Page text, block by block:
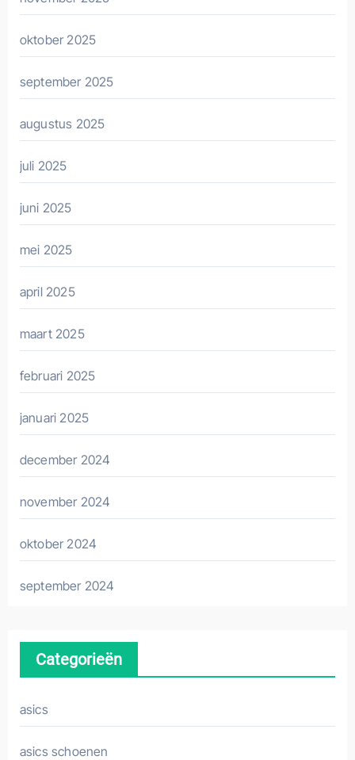
oktober 2025
september 2025
augustus 2025
juli 2025
juni 2025
mei 2025
april 2025
maart 2025
februari 2025
januari 2025
december 2024
november 2024
oktober 2024
september 2024
Categorieën
asics
asics schoenen